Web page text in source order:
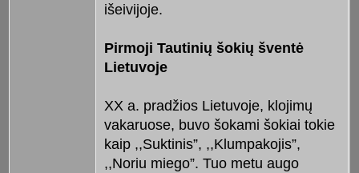
išeivijoje.
Pirmoji Tautinių šokių šventė
Lietuvoje
XX a. pradžios Lietuvoje, klojimų
vakaruose, buvo šokami šokiai tokie
kaip ,,Suktinis”, ,,Klumpakojis”,
,,Noriu miego”. Tuo metu augo